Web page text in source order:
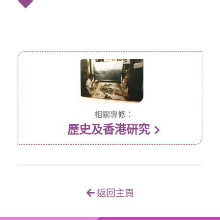
相關專修：
歷史及香港研究
返回主頁